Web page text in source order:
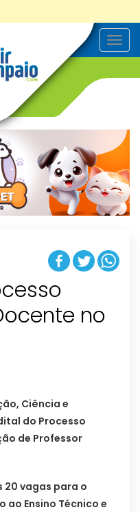
T
o
v
g
t
i
o
n
no
Ciência e
do Processo
de Professor
vagas para o
ao Ensino Técnico e